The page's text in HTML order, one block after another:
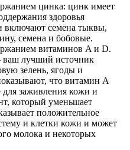
цинка: цинк имеет
здоровья
семена тыквы,
семена и бобовые.
витаминов A и D.
лучший источник
зелень, ягоды и
что витамин А
заживления кожи и
который уменьшает
положительное
и клетки кожи и может
молока и некоторых